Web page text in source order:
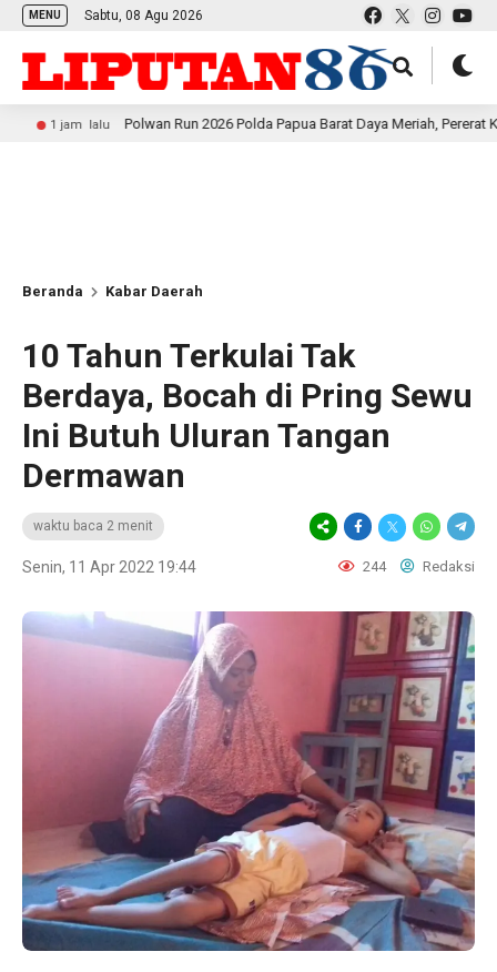
MENU Sabtu, 08 Agu 2026
Polwan Run 2026 Polda Papua Barat Daya Meriah, Pererat
Beranda Kabar Daerah
10 Tahun Terkulai Tak
Berdaya, Bocah di Pring Sewu
Ini Butuh Uluran Tangan
Dermawan
waktu baca 2 menit
Senin, 11 Apr 2022 19:44 244 Redaksi